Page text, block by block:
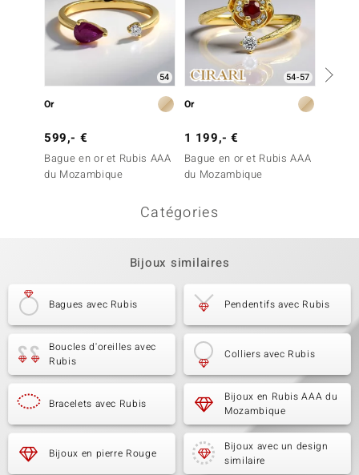
54
Or
599,- €
Bague en or et Rubis AAA
du Mozambique
54-57
Or
1 199,- €
Bague en or et Rubis AAA
du Mozambique
Catégories
Bijoux similaires
Bagues avec Rubis Pendentifs avec Rubis
Boucles d'oreilles avec
Rubis
Colliers avec Rubis
Bracelets avec Rubis
Bijoux en Rubis AAA du
Mozambique
Bijoux en pierre Rouge
Bijoux avec un design
similaire